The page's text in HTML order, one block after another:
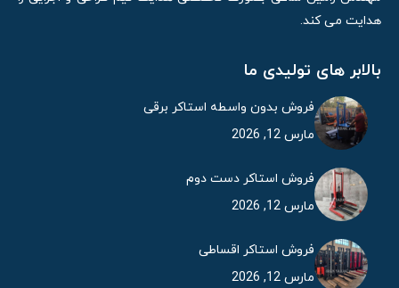
هدایت می کند.
بالابر های تولیدی ما
فروش بدون واسطه استاکر برقی
مارس 12, 2026
فروش استاکر دست دوم
مارس 12, 2026
فروش استاکر اقساطی
مارس 12, 2026